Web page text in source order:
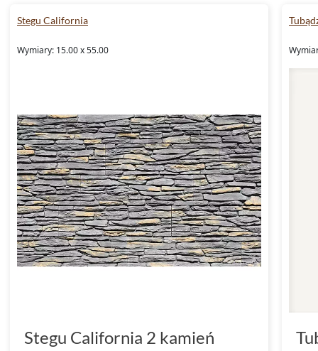
Stegu California
Wymiary: 15.00 x 55.00
Stegu California 2 kamień